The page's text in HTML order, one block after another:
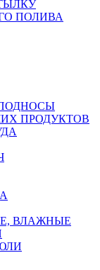
ПОЛИВА
ПРОДУКТОВ
ВЛАЖНЫЕ